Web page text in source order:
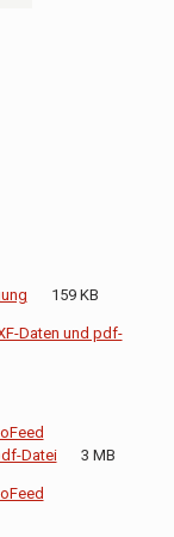
159 KB
Daten und pdf-
Datei
3 MB